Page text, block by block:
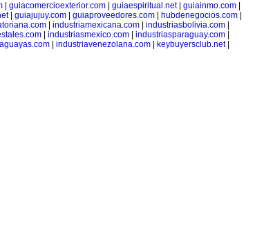
| guiacomercioexterior.com| guiaespiritual.net| guiainmo.com|
| guiajujuy.com| guiaproveedores.com| hubdenegocios.com|
| industriamexicana.com| industriasbolivia.com|
industriasmexico.com industriasparaguay.com
industriavenezolana.com keybuyersclub.net|